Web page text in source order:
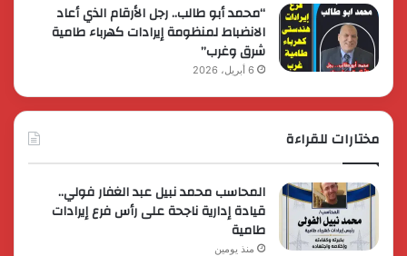
“محمد أبو طالب.. رجل الأرقام الذي أعاد
الانضباط لمنظومة إيرادات كهرباء طامية
شرق وغرب”
6 أبريل، 2026
مختارات للقراءة
المحاسب محمد نبيل عبد الغفار فولي..
قيادة إدارية ناجحة على رأس فرع إيرادات
طامية
منذ يومين